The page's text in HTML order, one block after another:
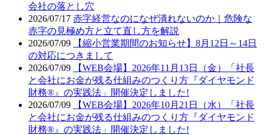
会社の落とし穴
2026/07/17 赤字経営なのになぜ潰れないのか｜危険な
赤字の見極め方と立て直し方を解説
2026/07/09
【縮小営業期間のお知らせ】8月12日～14日
の対応につきまして
2026/07/09
【WEB会場】2026年11月13日（金）「社長
と会社にお金が残る仕組みのつくり方『ダイヤモンド
財務®』の実践法」開催決定しました!
2026/07/09
【WEB会場】2026年10月21日（水）「社長
と会社にお金が残る仕組みのつくり方『ダイヤモンド
財務®』の実践法」開催決定しました!